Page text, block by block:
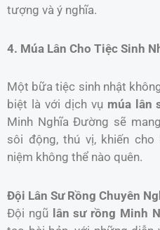
tượng và ý nghĩa.
4. Múa Lân Cho Tiệc Sinh
Một bữa tiệc sinh nhật
biệt là với dịch vụ múa lân
Minh Nghĩa Đường sẽ
sôi động, thú vị, khiến
niệm không thể nào quên.
Đội Lân Sư Rồng Chuyên
Đội ngũ lân sư rồng Minh